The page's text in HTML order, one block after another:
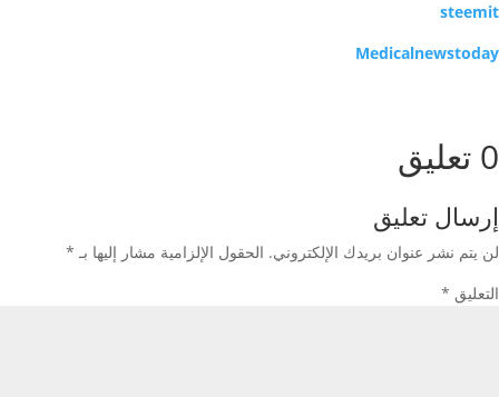
steemit
Medicalnewstoday
0 تعليق
إرسال تعليق
لن يتم نشر عنوان بريدك الإلكتروني. الحقول الإلزامية مشار إليها بـ *
التعليق *